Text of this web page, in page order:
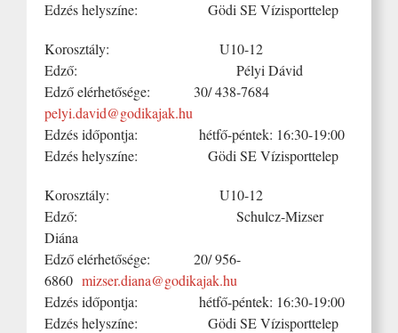
Edzés helyszíne: Gödi SE Vízisporttelep
Korosztály: U10-12
Edző: Pélyi Dávid
Edző elérhetősége: 30/ 438-7684
pelyi.david@godikajak.hu
Edzés időpontja: hétfő-péntek: 16:30-19:00
Edzés helyszíne: Gödi SE Vízisporttelep
Korosztály: U10-12
Edző: Schulcz-Mizser
Diána
Edző elérhetősége: 20/ 956-
6860 mizser.diana@godikajak.hu
Edzés időpontja: hétfő-péntek: 16:30-19:00
Edzés helyszíne: Gödi SE Vízisporttelep